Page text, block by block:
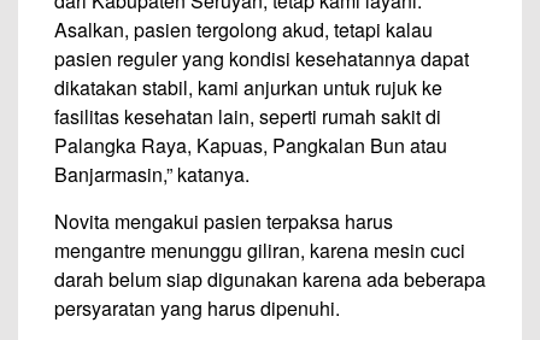
Asalkan, pasien tergolong akud, tetapi kalau
pasien reguler yang kondisi kesehatannya dapat
dikatakan stabil, kami anjurkan untuk rujuk ke
fasilitas kesehatan lain, seperti rumah sakit di
Palangka Raya, Kapuas, Pangkalan Bun atau
Banjarmasin,” katanya.
Novita mengakui pasien terpaksa harus
mengantre menunggu giliran, karena mesin cuci
darah belum siap digunakan karena ada beberapa
persyaratan yang harus dipenuhi.